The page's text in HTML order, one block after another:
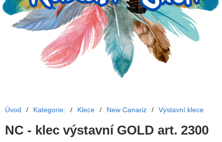
Úvod / Kategorie: / Klece / New Canariz / Výstavní klece
NC - klec výstavní GOLD art. 2300